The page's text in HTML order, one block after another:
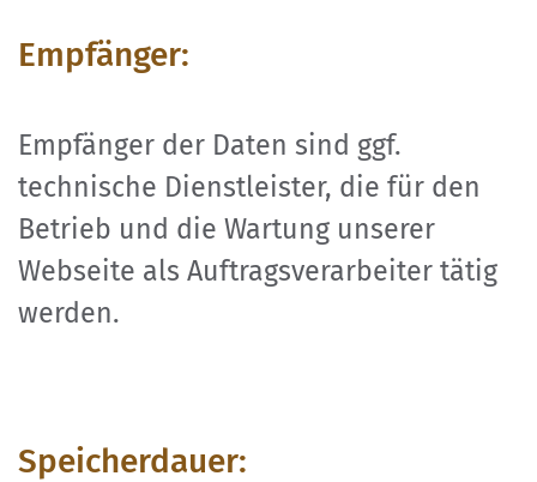
Empfänger:
Empfänger der Daten sind ggf.
technische Dienstleister, die für den
Betrieb und die Wartung unserer
Webseite als Auftragsverarbeiter tätig
werden.
Speicherdauer: